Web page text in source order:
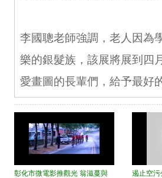
李國聰老師強調，老人因為
樂的銀髮族，該展將展到四
愛畫圖的長輩們，給予最好
彰化市微電影推觀光 翁滋蔓與
遏止空